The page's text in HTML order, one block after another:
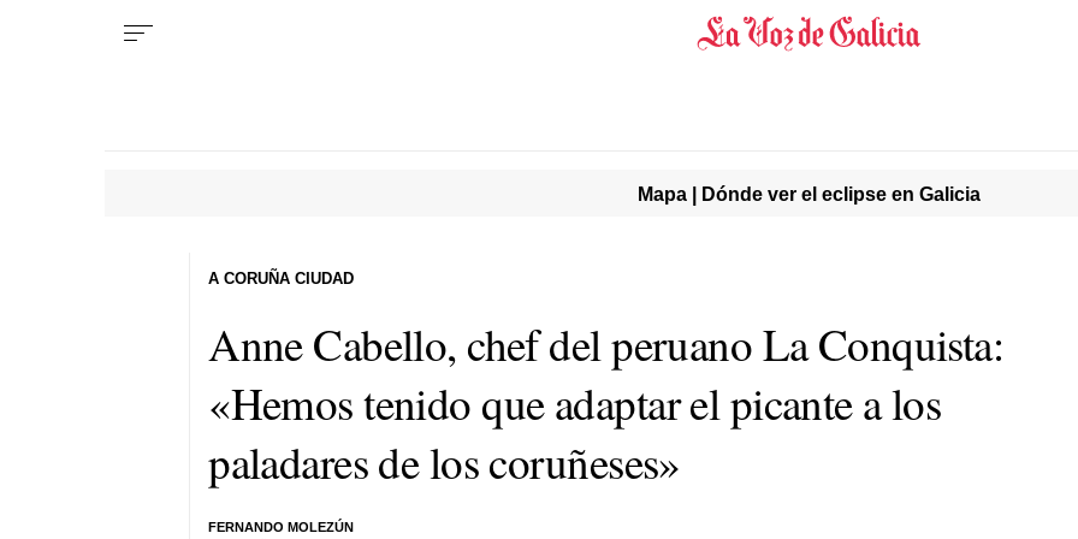
Mapa | Dónde ver el eclipse en Galicia
Anne Cabello, chef del peruano La Conquista:
«Hemos tenido que adaptar el picante a los
paladares de los coruñeses»
FERNANDO MOLEZÚN
A CORUÑA CIUDAD